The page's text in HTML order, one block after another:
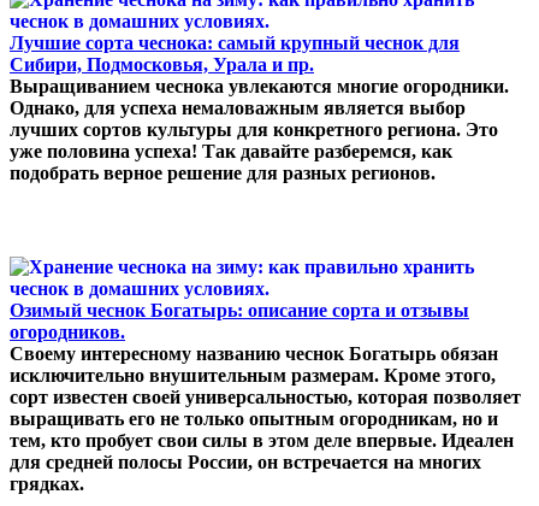
Лучшие сорта чеснока: самый крупный чеснок для
Сибири, Подмосковья, Урала и пр.
Выращиванием чеснока увлекаются многие огородники.
Однако, для успеха немаловажным является выбор
лучших сортов культуры для конкретного региона. Это
уже половина успеха! Так давайте разберемся, как
подобрать верное решение для разных регионов.
Озимый чеснок Богатырь: описание сорта и отзывы
огородников.
Своему интересному названию чеснок Богатырь обязан
исключительно внушительным размерам. Кроме этого,
сорт известен своей универсальностью, которая позволяет
выращивать его не только опытным огородникам, но и
тем, кто пробует свои силы в этом деле впервые. Идеален
для средней полосы России, он встречается на многих
грядках.